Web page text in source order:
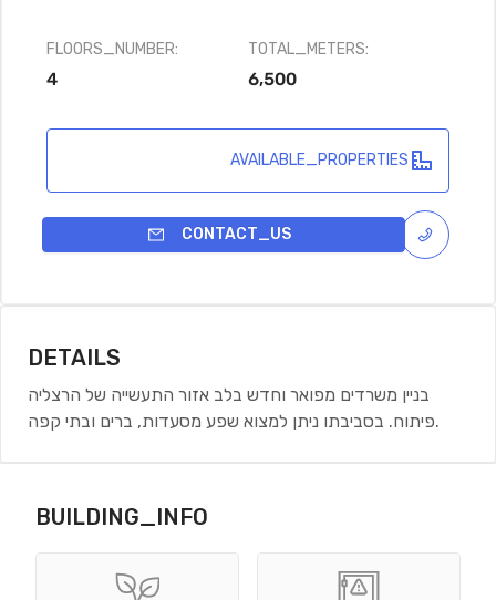
FLOORS_NUMBER:
4
TOTAL_METERS:
6,500
AVAILABLE_PROPERTIES
CONTACT_US
DETAILS
בניין משרדים מפואר וחדש בלב אזור התעשייה של הרצליה
פיתוח. בסביבתו ניתן למצוא שפע מסעדות, ברים ובתי קפה.
BUILDING_INFO